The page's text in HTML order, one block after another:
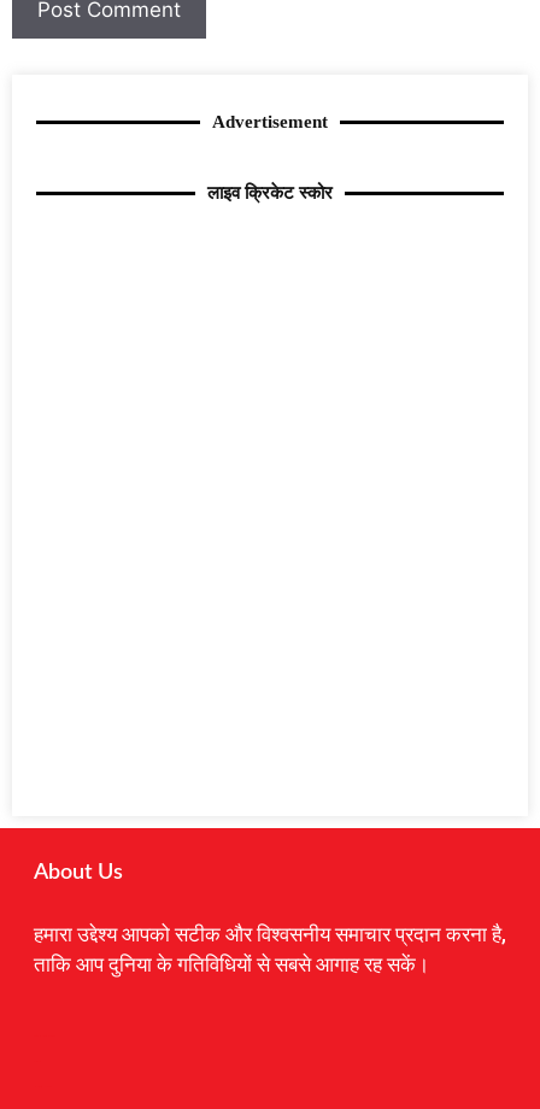
Advertisement
लाइव क्रिकेट स्कोर
About Us
हमारा उद्देश्य आपको सटीक और विश्वसनीय समाचार प्रदान करना है,
ताकि आप दुनिया के गतिविधियों से सबसे आगाह रह सकें।